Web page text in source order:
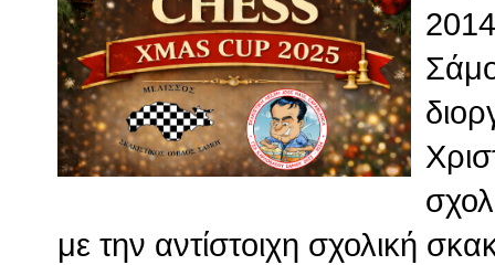
με την αντίστοιχη σχολική